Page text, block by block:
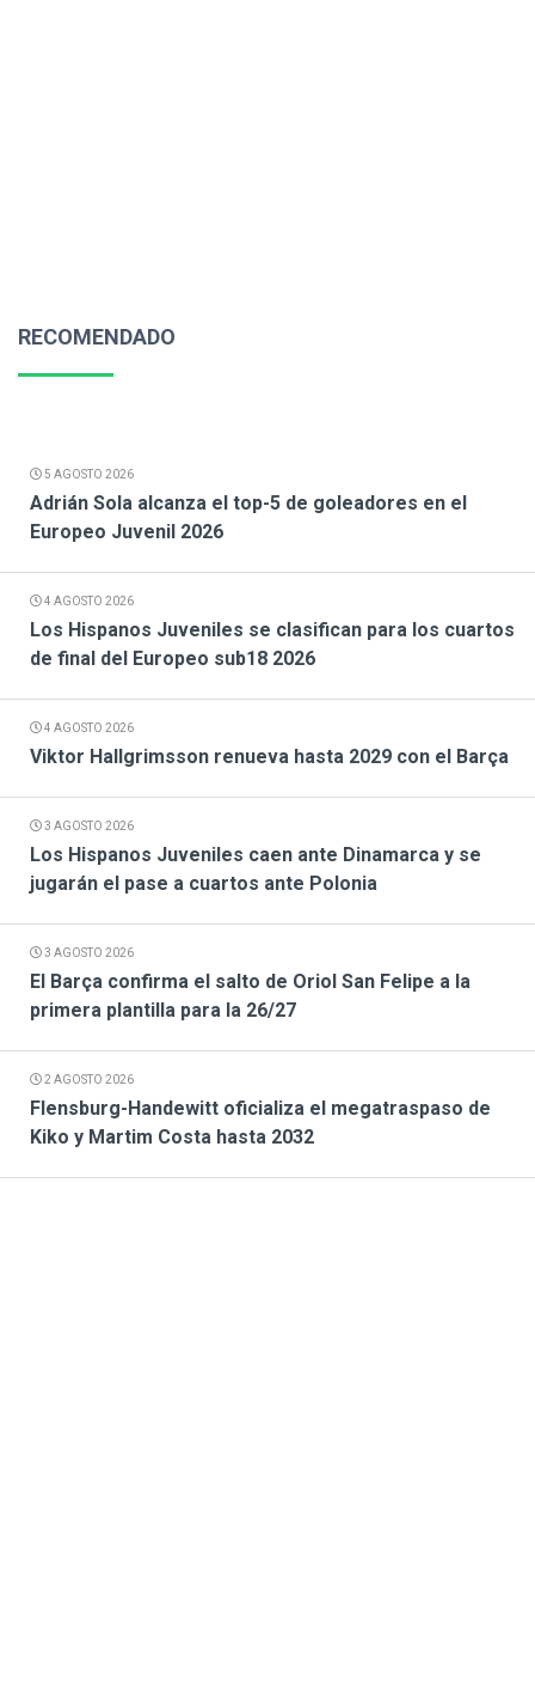
RECOMENDADO
5 AGOSTO 2026
Adrián Sola alcanza el top-5 de goleadores en el
Europeo Juvenil 2026
4 AGOSTO 2026
Los Hispanos Juveniles se clasifican para los cuartos
de final del Europeo sub18 2026
4 AGOSTO 2026
Viktor Hallgrimsson renueva hasta 2029 con el Barça
3 AGOSTO 2026
Los Hispanos Juveniles caen ante Dinamarca y se
jugarán el pase a cuartos ante Polonia
3 AGOSTO 2026
El Barça confirma el salto de Oriol San Felipe a la
primera plantilla para la 26/27
2 AGOSTO 2026
Flensburg-Handewitt oficializa el megatraspaso de
Kiko y Martim Costa hasta 2032